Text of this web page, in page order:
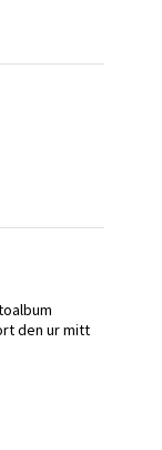
den ur mitt